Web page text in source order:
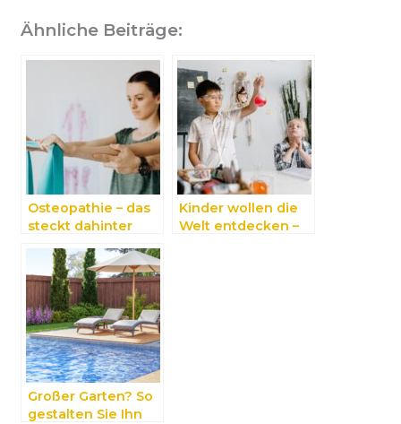
Ähnliche Beiträge:
Osteopathie – das
steckt dahinter
Kinder wollen die
Welt entdecken –
Großer Garten? So
gestalten Sie Ihn